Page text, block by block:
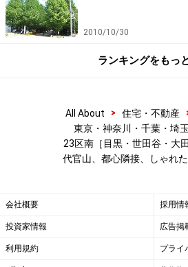
2010/10/30
ランキングをもっ
All About > 住宅・不動産
東京・神奈川・千葉・埼
23区南［目黒・世田谷・大田
代官山、都心隣接、しゃれ
会社概要 採用情
投資家情報 広告掲
利用規約 プライ